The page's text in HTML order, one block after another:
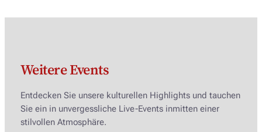
Weitere Events
Entdecken Sie unsere kulturellen Highlights und tauchen
Sie ein in unvergessliche Live-Events inmitten einer
stilvollen Atmosphäre.